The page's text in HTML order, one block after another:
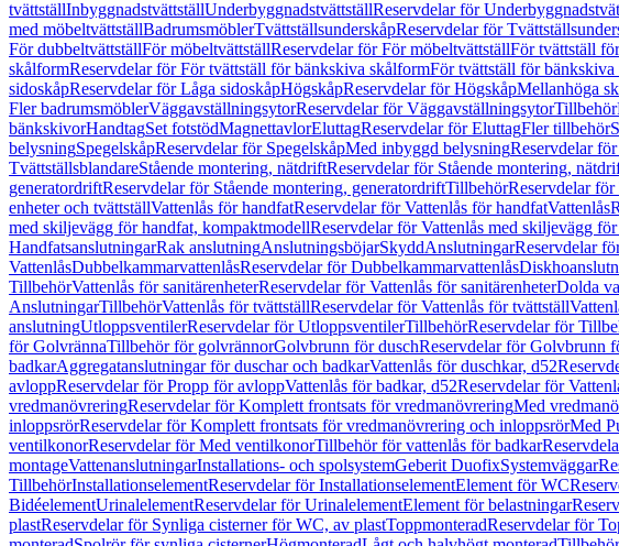
tvättställInbyggnadstvättställUnderbyggnadstvättställReservdelar för
med möbeltvättställBadrumsmöblerTvättställsunderskåpReservdelar för
För dubbeltvättställFör möbeltvättställReservdelar för För möbeltvättställFör tvättställ
skålformReservdelar för För tvättställ för bänkskiva skålformFör tvättställ för bänkskiva
sidoskåpReservdelar för Låga sidoskåpHögskåpReservdelar för HögskåpMellanhöga
Fler badrumsmöblerVäggavställningsytorReservdelar för VäggavställningsytorTillbehör
bänkskivorHandtagSet fotstödMagnettavlorEluttagReservdelar för EluttagFler tillbehör
belysningSpegelskåpReservdelar för SpegelskåpMed inbyggd belysningReservdelar
TvättställsblandareStående montering, nätdriftReservdelar för Stående montering,
generatordriftReservdelar för Stående montering, generatordriftTillbehörReservdelar
enheter och tvättställVattenlås för handfatReservdelar för Vattenlås för handfatVattenlås
med skiljevägg för handfat, kompaktmodellReservdelar för Vattenlås med skiljevägg
HandfatsanslutningarRak anslutningAnslutningsböjarSkyddAnslutningarReservdelar
VattenlåsDubbelkammarvattenlåsReservdelar för Dubbelkammarvattenlås
TillbehörVattenlås för sanitärenheterReservdelar för Vattenlås för sanitärenheterDolda
AnslutningarTillbehörVattenlås för tvättställReservdelar för Vattenlås för tvättställ
anslutningUtloppsventilerReservdelar för UtloppsventilerTillbehörReservdelar för
för GolvrännaTillbehör för golvrännorGolvbrunn för duschReservdelar för Golvbrunn
badkarAggregatanslutningar för duschar och badkarVattenlås för duschkar, d52
avloppReservdelar för Propp för avloppVattenlås för badkar, d52Reservdelar för
vredmanövreringReservdelar för Komplett frontsats för vredmanövreringMed
inloppsrörReservdelar för Komplett frontsats för vredmanövrering och inloppsrörMed
ventilkonorReservdelar för Med ventilkonorTillbehör för vattenlås för badkar
montageVattenanslutningarInstallations- och spolsystemGeberit DuofixSystemväggar
TillbehörInstallationselementReservdelar för InstallationselementElement för WC
BidéelementUrinalelementReservdelar för UrinalelementElement för belastningar
plastReservdelar för Synliga cisterner för WC, av plastToppmonteradReservdelar för